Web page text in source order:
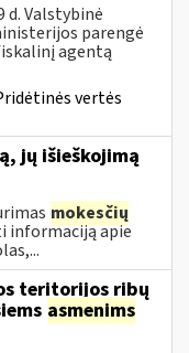
d. Valstybinė
parengė
agentą
vertės
jų išieškojimą
mokesčių
informaciją apie
teritorijos ribų
asmenims